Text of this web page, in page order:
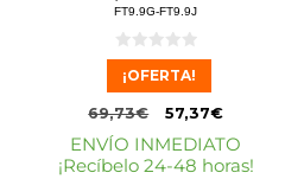
FT9.9G-FT9.9J
0
e
¡OFERTA!
69,73€ 57,37€
ENVÍO INMEDIATO
¡Recíbelo 24-48 horas!